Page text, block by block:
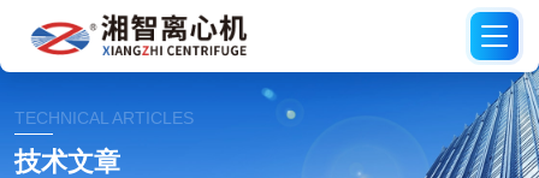
TECHNICAL ARTICLES
技术文章